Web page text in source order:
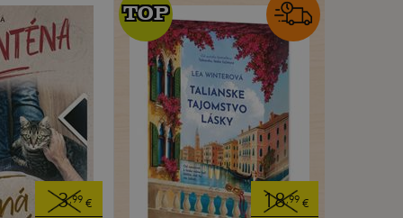
3,99 € 18,99 €
TOP
TOP